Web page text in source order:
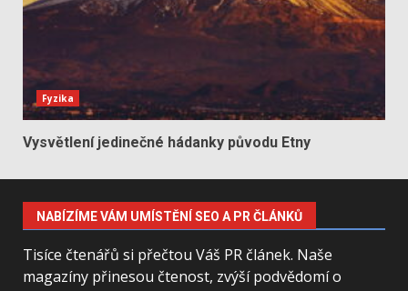
Fyzika
Vysvětlení jedinečné hádanky původu Etny
NABÍZÍME VÁM UMÍSTĚNÍ SEO A PR ČLÁNKŮ
Tisíce čtenářů si přečtou Váš PR článek. Naše
magazíny přinesou čtenost, zvýší podvědomí o